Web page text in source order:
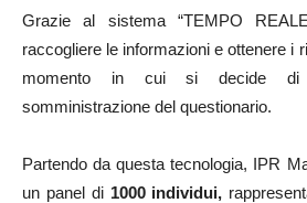
Grazie al sistema “TEMPO
raccogliere le informazioni e ottenere i
momento in cui si decide di
somministrazione del questionario.
Partendo da questa tecnologia, IPR
un panel di 1000 individui,